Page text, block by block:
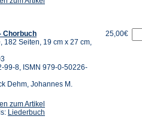
Chorbuch
182 Seiten, 19 cm x 27 cm,
99-8, ISMN 979-0-50226-
Dehm, Johannes M.
zum Artikel
Liederbuch
25,00€